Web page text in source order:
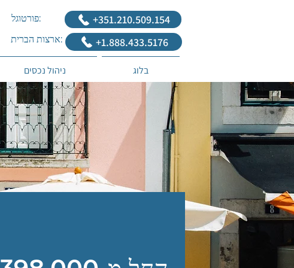
‎+351.210.509.154
פורטוגל:
ארצות הברית:
+1.888.433.5176
ניהול נכסים בלוג